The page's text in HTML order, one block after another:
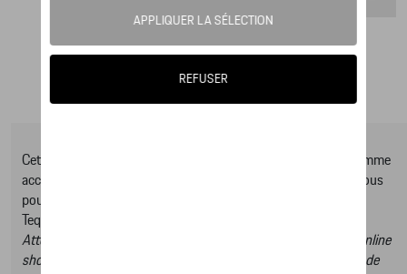
Cet online shop vous présente une sélection d’articles de la gamme
accessoires Tequipment, pour découvrir la gamme complète vous
pouvez consulter notre Moteur de recherche d’accessoires
Tequipment.
Attention, en cliquant sur le lien du catalogue vous sortez du online
shop et dans ce catalogue vous n’aurez donc pas la possibilité de